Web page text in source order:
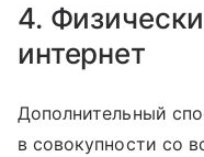
4.
интернет
Дополнительный
в совокупности со